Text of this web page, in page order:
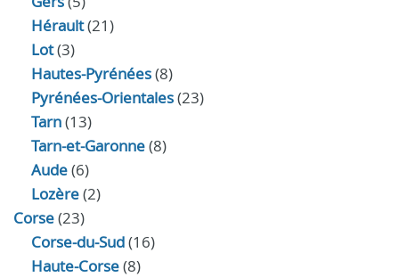
Hérault(21)
Lot(3)
Hautes-Pyrénées(8)
Pyrénées-Orientales(23)
Tarn(13)
Tarn-et-Garonne(8)
Aude(6)
Lozère(2)
Corse(23)
Corse-du-Sud(16)
Haute-Corse(8)